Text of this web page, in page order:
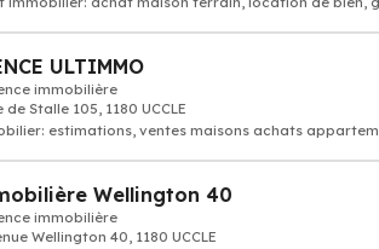
ULTIMMO
immobilière
de Stalle 105, 1180 UCCLE
estimations, ventes maisons achats
Wellington 40
immobilière
Wellington 40, 1180 UCCLE